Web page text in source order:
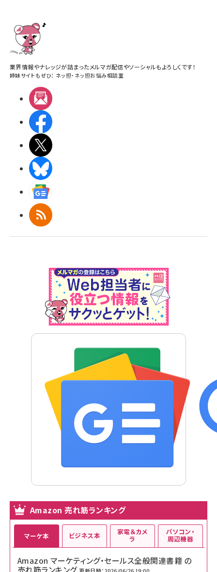
業界情報やナレッジが詰まったメルマガ配信やソーシャルもよろしくです！
姉妹サイトもぜひ： ネッ担・ ネッ担お悩み相談室
RSS
Amazon 売れ筋ランキング
マーケ本
Amazon マーケティング・セールス全般関連書籍 の
売れ筋ランキング 更新日時：2026/06/26 19:00
ビジネス本 家電＆カメ
ラ
パソコン・
周辺機器